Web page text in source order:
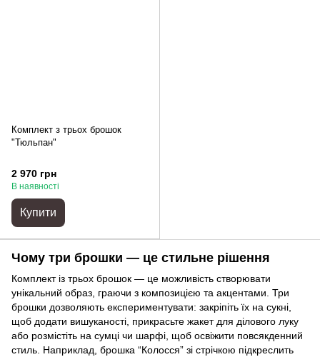
Комплект з трьох брошок
"Тюльпан"
2 970 грн
В наявності
Купити
Чому три брошки — це стильне рішення
Комплект із трьох брошок — це можливість створювати
унікальний образ, граючи з композицією та акцентами. Три
брошки дозволяють експериментувати: закріпіть їх на сукні,
щоб додати вишуканості, прикрасьте жакет для ділового луку
або розмістіть на сумці чи шарфі, щоб освіжити повсякденний
стиль. Наприклад, брошка “Колосся” зі стрічкою підкреслить